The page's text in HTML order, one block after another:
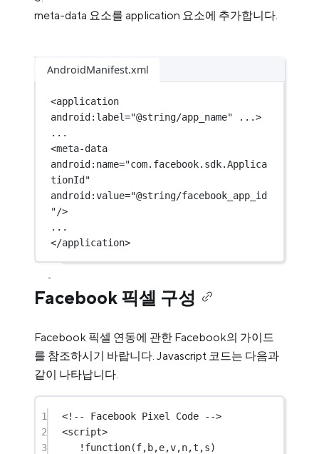
meta-data 요소를 application 요소에 추가합니다.
AndroidManifest.xml
<application
android:label="@string/app_name" ...>
...
<meta-data
android:name="com.facebook.sdk.Applica
tionId"
android:value="@string/facebook_app_id
"/>
...
</application>
Facebook 픽셀 구성
Facebook 픽셀 연동에 관한 Facebook의 가이드
를 참조하시기 바랍니다. Javascript 코드는 다음과
같이 나타납니다.
1
<!-- Facebook Pixel Code -->
2
<script>
3
!function(f,b,e,v,n,t ,s)